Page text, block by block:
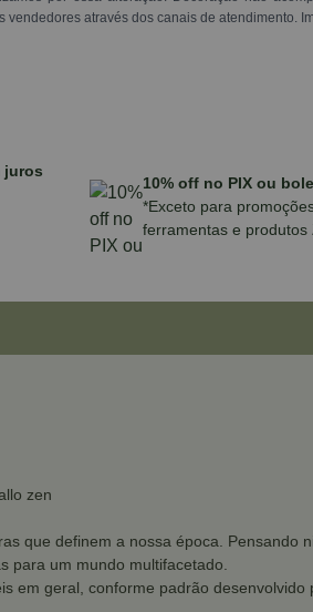
vendedores através dos canais de atendimento.
juros
10% off no PIX ou
*Exceto para
ferramentas e produtos
zen
que definem a nossa época.
para um mundo multifacetado.
em geral, conforme padrão desenvolvido